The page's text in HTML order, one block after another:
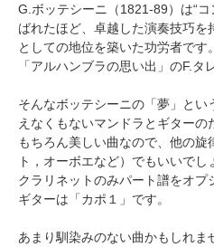
G.ボッテシーニ（1821-89）は“
ばれたほど、卓越した演奏技巧
としての地位を築いた功労者です
「アルハンブラの思い出」のF.タ
そんなボッテシーニの「夢」と
えなくもないマンドラとギターの
もちろん美しい曲なので、他の
ト，オーボエなど）でもいいで
クラリネットのみパート譜をオプ
ギターは「カポ１」です。
あまり馴染みのない曲かもしれ